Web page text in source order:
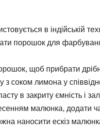
в індійській
порошок для
щоб прибрати
з соком лимона у
в закриту ємність і
малюнка, додати
наносити ескіз